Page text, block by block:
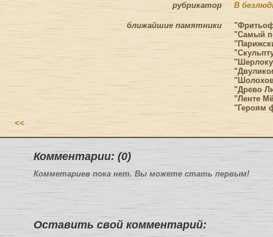
рубрикатор В
ближайшие памятники
"Самый
"Древо
"Ленте
"Героям
<<
Комментарии: (0)
Комметариев пока нет. Вы можете стать первым!
Оставить свой комментарий: